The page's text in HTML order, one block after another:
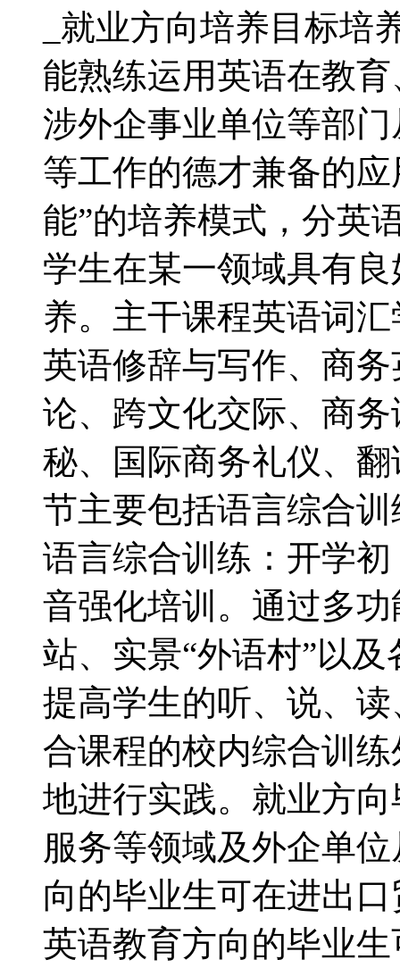
_就业方向培养目标
能熟练运用英语在教
涉外企事业单位等部
等工作的德才兼备的
能”的培养模式，分英
学生在某一领域具有
养。主干课程英语词
英语修辞与写作、商
论、跨文化交际、商
秘、国际商务礼仪、
节主要包括语言综合
语言综合训练：开学
音强化培训。通过多
站、实景“外语村”以
提高学生的听、说、
合课程的校内综合训
地进行实践。就业方
服务等领域及外企单
向的毕业生可在进出
英语教育方向的毕业